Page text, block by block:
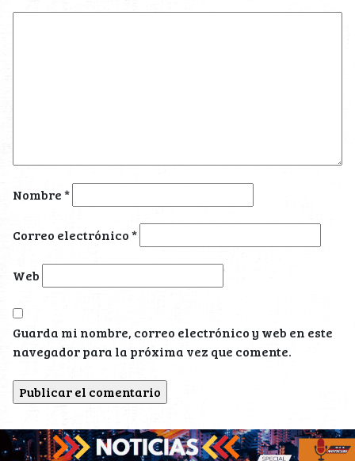
Nombre*
Correo electrónico*
Web
Guarda mi nombre, correo electrónico y web en este
navegador para la próxima vez que comente.